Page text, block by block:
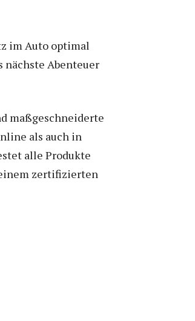
im Auto optimal
nächste Abenteuer
maßgeschneiderte
als auch in
alle Produkte
zertifizierten